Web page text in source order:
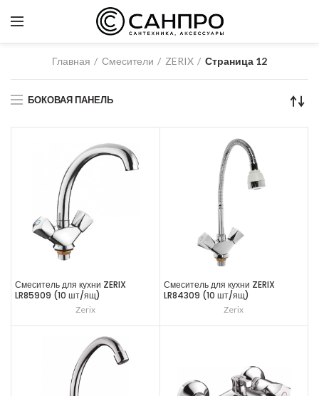
Главная Смесители ZERIX Страница 12
БОКОВАЯ ПАНЕЛЬ
Смеситель для кухни ZERIX
LR85909 (10 шт/ящ)
Zerix
Смеситель для кухни ZERIX
LR84309 (10 шт/ящ)
Zerix